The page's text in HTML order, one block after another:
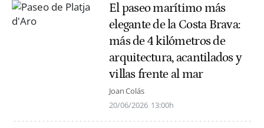
El paseo marítimo más
elegante de la Costa Brava:
más de 4 kilómetros de
arquitectura, acantilados y
villas frente al mar
Joan Colás
20/06/2026 13:00h